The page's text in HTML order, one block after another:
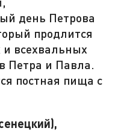
день Петрова
продлится
всехвальных
Петра и Павла.
постная пища с